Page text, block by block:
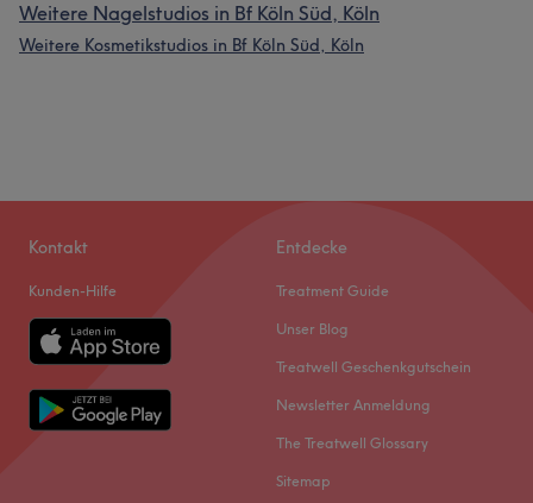
Weitere Nagelstudios in Bf Köln Süd, Köln
Weitere Kosmetikstudios in Bf Köln Süd, Köln
Kontakt
Kunden-Hilfe
Entdecke
Treatment Guide
Unser Blog
Treatwell Geschenkgutschein
Newsletter Anmeldung
The Treatwell Glossary
Sitemap